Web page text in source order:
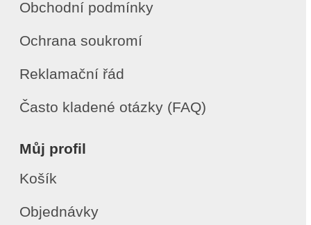
Obchodní podmínky
Ochrana soukromí
Reklamační řád
Často kladené otázky (FAQ)
Můj profil
Košík
Objednávky